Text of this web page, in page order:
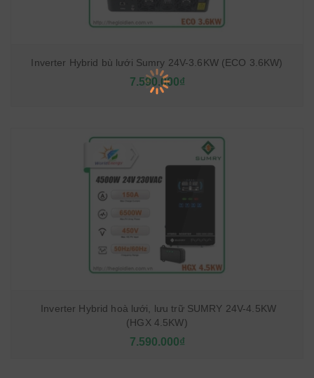
Inverter Hybrid bù lưới Sumry 24V-3.6KW (ECO 3.6KW)
7.590.000₫
Inverter Hybrid hoà lưới, lưu trữ SUMRY 24V-4.5KW
(HGX 4.5KW)
7.590.000₫